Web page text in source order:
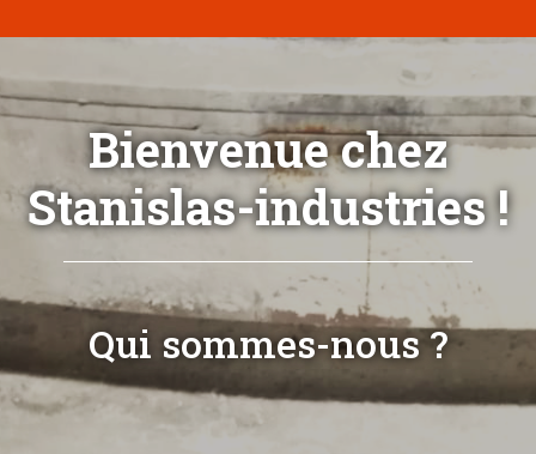
Bienvenue chez
Stanislas-industries !
Qui sommes-nous ?